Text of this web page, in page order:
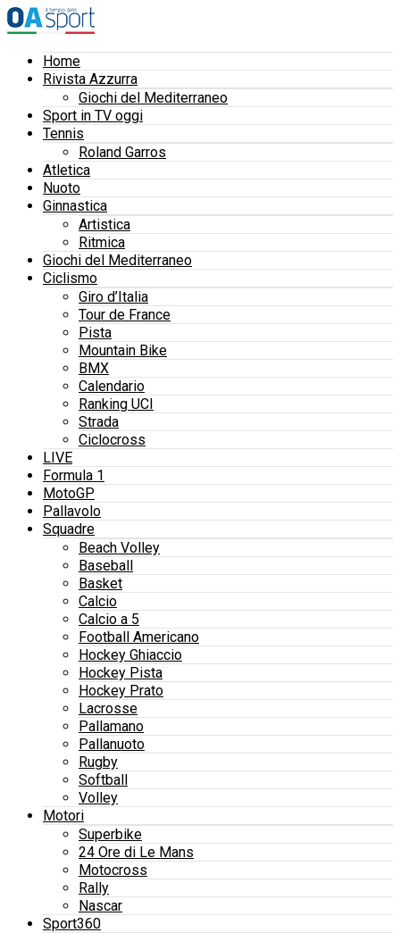
Home
Rivista Azzurra
Giochi del Mediterraneo
Sport in TV oggi
Tennis
Roland Garros
Atletica
Nuoto
Ginnastica
Artistica
Ritmica
Giochi del Mediterraneo
Ciclismo
Giro d’Italia
Tour de France
Pista
Mountain Bike
BMX
Calendario
Ranking UCI
Strada
Ciclocross
LIVE
Formula 1
MotoGP
Pallavolo
Squadre
Beach Volley
Baseball
Basket
Calcio
Calcio a 5
Football Americano
Hockey Ghiaccio
Hockey Pista
Hockey Prato
Lacrosse
Pallamano
Pallanuoto
Rugby
Softball
Volley
Motori
Superbike
24 Ore di Le Mans
Motocross
Rally
Nascar
Sport360